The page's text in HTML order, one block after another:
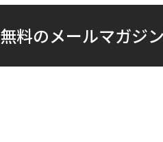
無料のメールマガジ